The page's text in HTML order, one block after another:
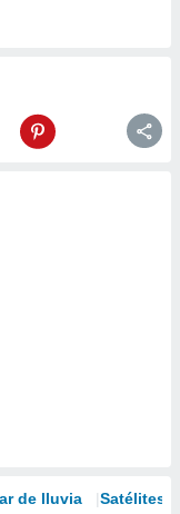
de lluvia Satélites